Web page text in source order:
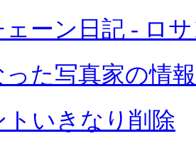
ーン日記 - ロ
た写真家の情報
トいきなり削除